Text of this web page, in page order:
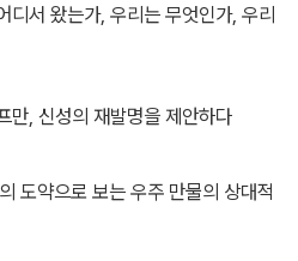
디서 왔는가, 우리는 무엇인가, 우리
만, 신성의 재발명을 제안하다
도약으로 보는 우주 만물의 상대적